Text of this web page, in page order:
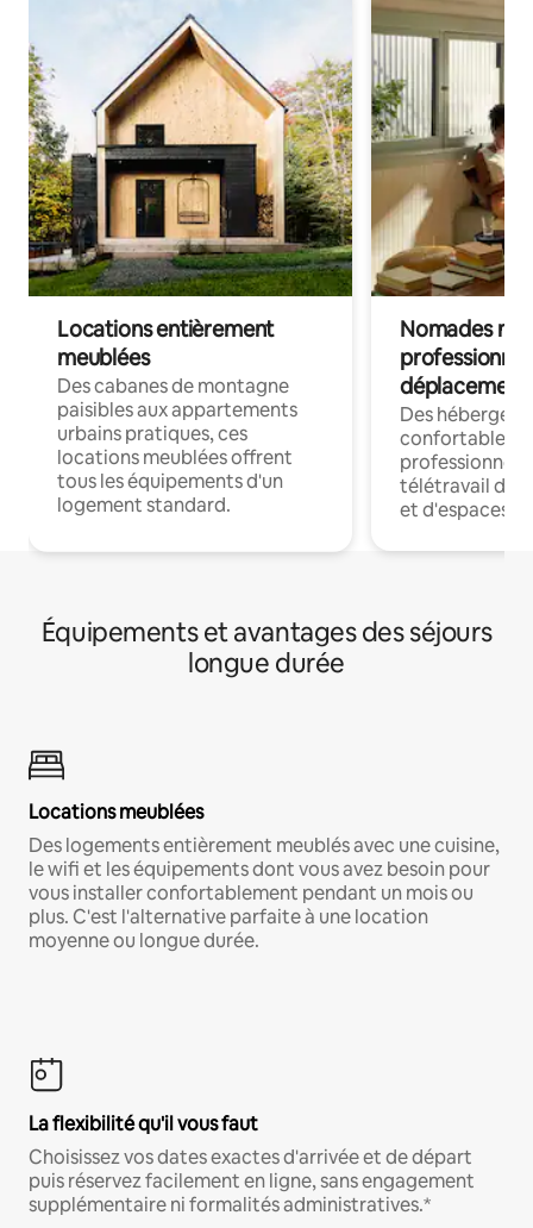
Locations entièrement
meublées
Des cabanes de montagne
paisibles aux appartements
urbains pratiques, ces
locations meublées offrent
tous les équipements d'un
logement standard.
Nomades
déplacement
Des
confortables
professionnels
télétravail
et d'espaces
Équipements et avantages des séjours
longue durée
Locations meublées
Des logements entièrement meublés avec une cuisine,
le wifi et les équipements dont vous avez besoin pour
vous installer confortablement pendant un mois ou
plus. C'est l'alternative parfaite à une location
moyenne ou longue durée.
La flexibilité qu'il vous faut
Choisissez vos dates exactes d'arrivée et de départ
puis réservez facilement en ligne, sans engagement
supplémentaire ni formalités administratives.*